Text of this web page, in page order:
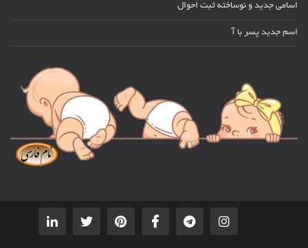
اسامی جدید و نوساخته ثبت احوال
اسم جدید پسر با آ